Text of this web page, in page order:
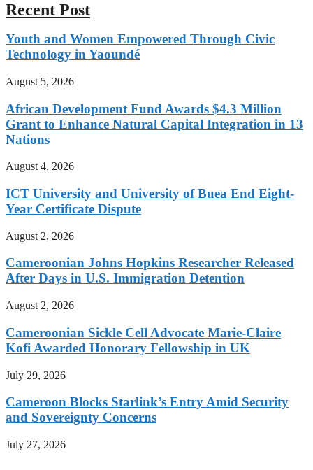
Recent Post
Youth and Women Empowered Through Civic
Technology in Yaoundé
August 5, 2026
African Development Fund Awards $4.3 Million
Grant to Enhance Natural Capital Integration in 13
Nations
August 4, 2026
ICT University and University of Buea End Eight-
Year Certificate Dispute
August 2, 2026
Cameroonian Johns Hopkins Researcher Released
After Days in U.S. Immigration Detention
August 2, 2026
Cameroonian Sickle Cell Advocate Marie-Claire
Kofi Awarded Honorary Fellowship in UK
July 29, 2026
Cameroon Blocks Starlink’s Entry Amid Security
and Sovereignty Concerns
July 27, 2026